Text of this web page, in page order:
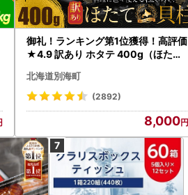
御礼！ランキング第1位獲得！高評価
★4.9 訳あり ホタテ 400g（ほたて
北海道別海町
(2892)
8,000